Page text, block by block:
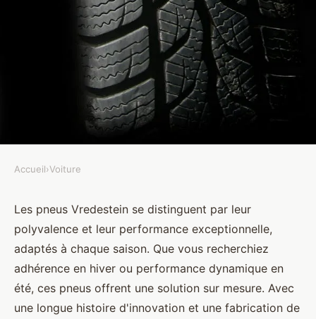
Les pneus Vredestein : un choix
idéal pour chaque saison
Sohan•25 mars 2025 •5 min de lecture
Accueil›Voiture
Les pneus Vredestein se distinguent par leur
polyvalence et leur performance exceptionnelle,
adaptés à chaque saison. Que vous recherchiez
adhérence en hiver ou performance dynamique en
été, ces pneus offrent une solution sur mesure. Avec
une longue histoire d'innovation et une fabrication de